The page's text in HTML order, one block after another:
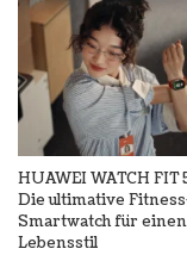
HUAWEI WATCH FIT
Die ultimative
Smartwatch für
Lebensstil